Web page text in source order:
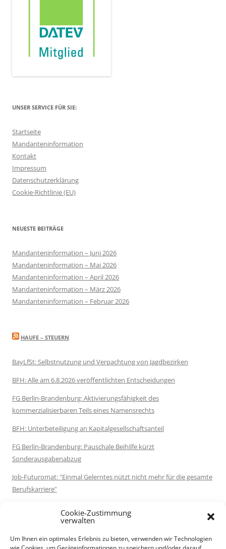
Cookie-Zustimmung
verwalten
Um Ihnen ein optimales Erlebnis zu bieten, verwenden wir Technologien
UNSER SERVICE FÜR SIE:
Startseite
Mandanteninformation
Kontakt
Impressum
Datenschutzerklärung
Cookie-Richtlinie (EU)
NEUESTE BEITRÄGE
Mandanteninformation – Juni 2026
Mandanteninformation – Mai 2026
Mandanteninformation – April 2026
Mandanteninformation – März 2026
Mandanteninformation – Februar 2026
HAUFE – STEUERN
BayLfSt: Selbstnutzung und Verpachtung von Jagdbezirken
BFH: Alle am 6.8.2026 veröffentlichten Entscheidungen
FG Berlin-Brandenburg: Aktivierungsfähigkeit des
kommerzialisierbaren Teils eines Namensrechts
BFH: Unterbeteiligung an Kapitalgesellschaftsanteil
FG Berlin-Brandenburg: Pauschale Beihilfe kürzt
Sonderausgabenabzug
Job-Futuromat: "Einmal Gelerntes nützt nicht mehr für die gesamte
Berufskarriere"
einkommensteuerpflichtig
Serie: Schlussabrechnungen der Coronahilfen: Schlussabrechnung